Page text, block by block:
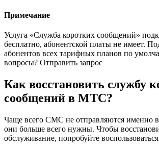
Примечание
Услуга «Служба коротких сообщений»
бесплатно, абонентской платы не имеет.
абонентов всех тарифных планов по
вопросы? Отправить запрос
Как восстановить службу
сообщений в МТС?
Чаще всего СМС не отправляются именно в
они больше всего нужны. Чтобы
обслуживание, попробуйте